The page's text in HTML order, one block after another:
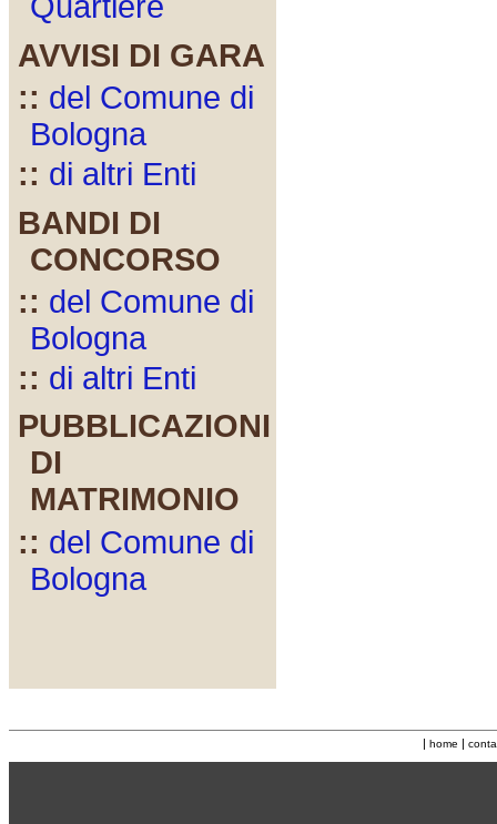
AVVISI DI GARA
:: del Comune di
Bologna
:: di altri Enti
BANDI DI
CONCORSO
:: del Comune di
Bologna
:: di altri Enti
PUBBLICAZIONI
DI
MATRIMONIO
:: del Comune di
Bologna
| home |